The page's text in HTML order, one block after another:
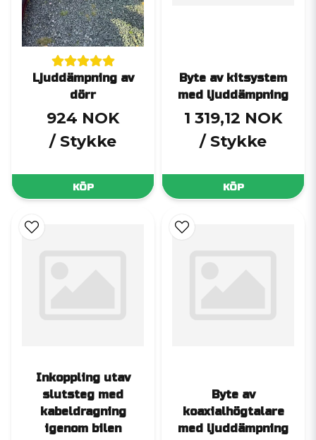
Ljuddämpning av
dörr
924 NOK
/ Stykke
KÖP
Byte av kitsystem
med ljuddämpning
1 319,12 NOK
/ Stykke
KÖP
Inkoppling utav
slutsteg med
kabeldragning
igenom bilen
Byte av
koaxialhögtalare
med ljuddämpning